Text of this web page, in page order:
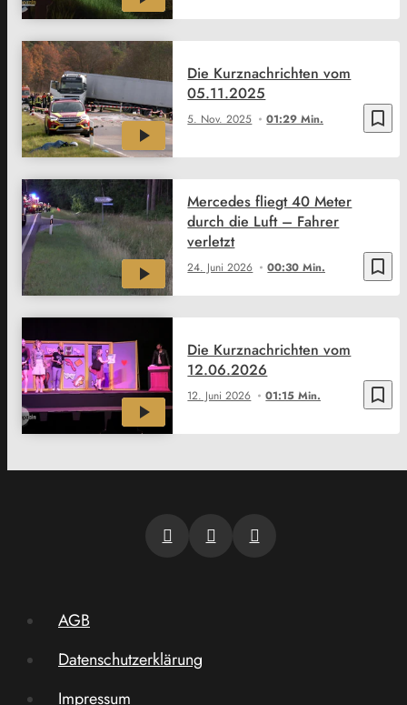
bookmark_border
5. Nov. 2025 01:29 Min.
Die Kurznachrichten vom
05.11.2025
bookmark_border
24. Juni 2026 00:30 Min.
Mercedes fliegt 40 Meter
durch die Luft – Fahrer
verletzt
bookmark_border
12. Juni 2026 01:15 Min.
Die Kurznachrichten vom
12.06.2026
AGB
Datenschutzerklärung
Impressum